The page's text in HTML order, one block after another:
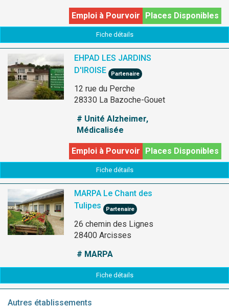
Places Disponibles
Emploi à Pourvoir
Fiche détails
EHPAD LES JARDINS
D'IROISE
Partenaire
12 rue du Perche
28330 La Bazoche-Gouet
# Unité Alzheimer,
Médicalisée
Places Disponibles
Emploi à Pourvoir
Fiche détails
MARPA Le Chant des
Tulipes
Partenaire
26 chemin des Lignes
28400 Arcisses
# MARPA
Fiche détails
Autres établissements